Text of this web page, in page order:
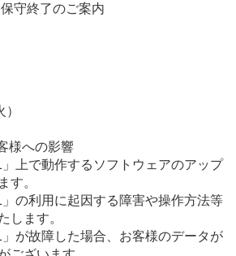
守終了のご案内
様への影響
上で動作するソフトウェアのアップ
す。
の利用に起因する障害や操作方法等
します。
が故障した場合、お客様のデータが